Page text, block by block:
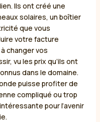
Ils ont créé une
solaires, un boîtier
que vous
votre facture
changer vos
vu les prix qu’ils ont
dans le domaine.
puisse profiter de
compliqué ou trop
pour l’avenir